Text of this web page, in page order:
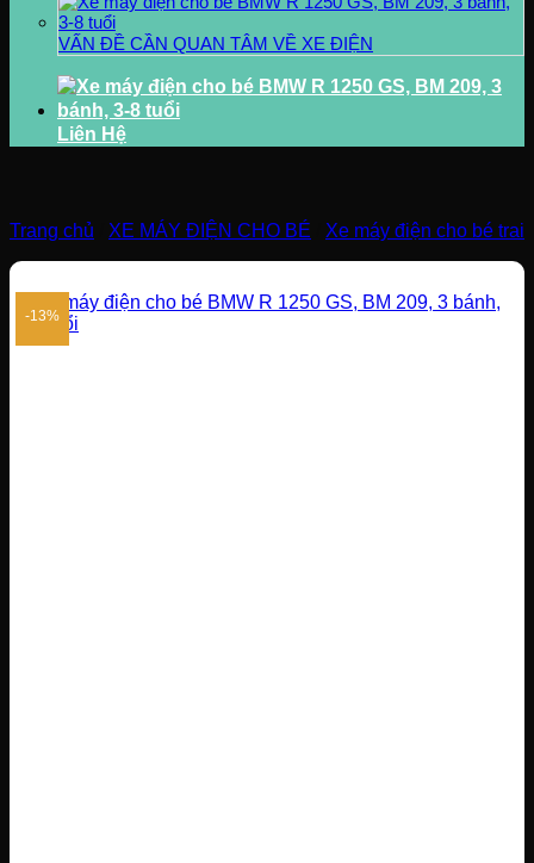
VẤN ĐỀ CẦN QUAN TÂM VỀ XE ĐIỆN
Liên Hệ
Trang chủ XE MÁY ĐIỆN CHO BÉ Xe máy điện cho bé trai
-13%